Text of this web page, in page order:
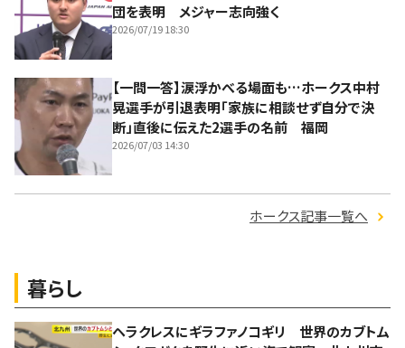
団を表明 メジャー志向強く
2026/07/19 18:30
【一問一答】涙浮かべる場面も…ホークス中村
晃選手が引退表明「家族に相談せず自分で決
断」直後に伝えた2選手の名前 福岡
2026/07/03 14:30
ホークス記事一覧へ
暮らし
ヘラクレスにギラファノコギリ 世界のカブトム